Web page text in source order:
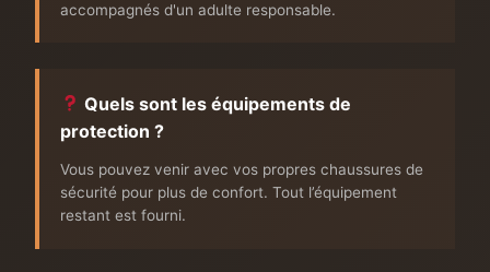
accompagnés d'un adulte responsable.
Quels sont les équipements de
protection ?
Vous pouvez venir avec vos propres chaussures de
sécurité pour plus de confort. Tout l’équipement
restant est fourni.